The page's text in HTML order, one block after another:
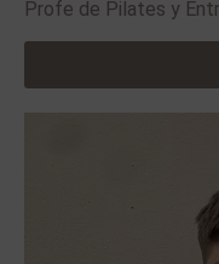
Profe de Pilates y